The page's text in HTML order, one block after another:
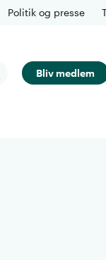
Politik og presse
Bliv medlem